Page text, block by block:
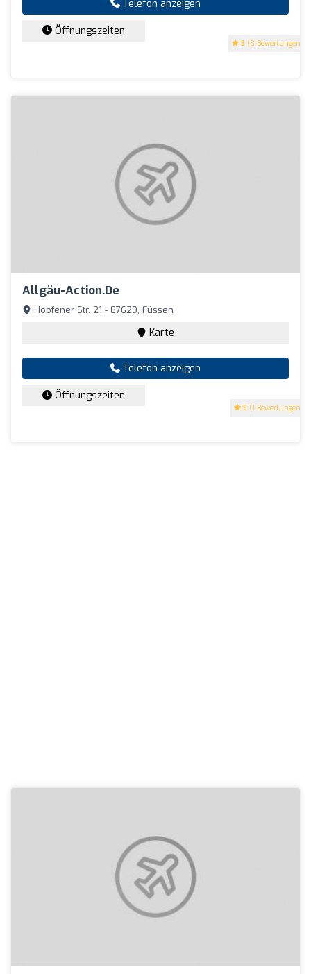
5 (8 Bewertungen)
Telefon anzeigen
Öffnungszeiten
Allgäu-Action.de
5 (1 Bewertungen)
Hopfener Str. 21 - 87629, Füssen
Karte
Telefon anzeigen
Öffnungszeiten